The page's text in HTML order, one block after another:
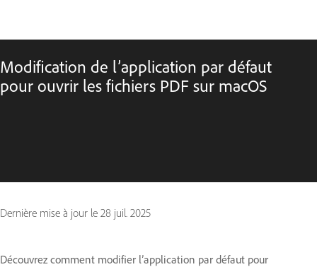
Modification de l’application par défaut
pour ouvrir les fichiers PDF sur macOS
Dernière mise à jour le 28 juil. 2025
Découvrez comment modifier l’application par défaut pour